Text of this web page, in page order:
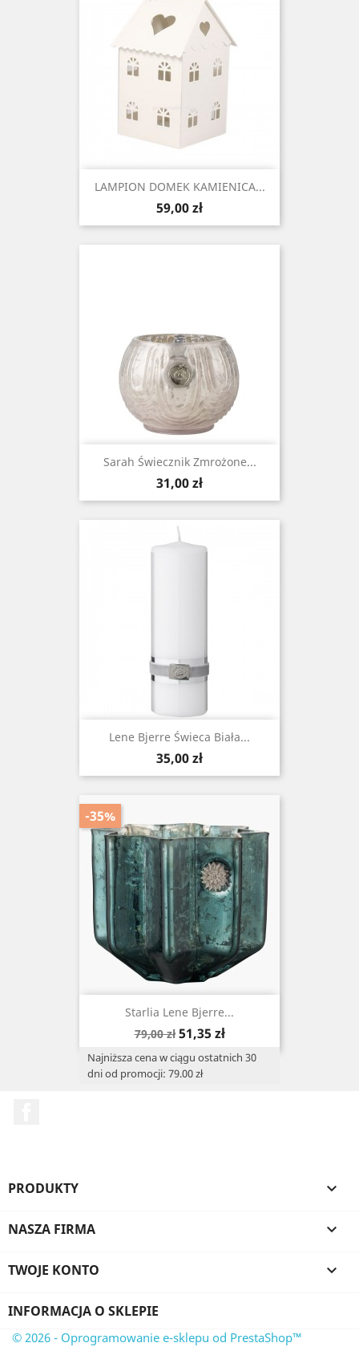
LAMPION DOMEK KAMIENICA...
Cena
59,00 zł
Sarah Świecznik Zmrożone...
Cena
31,00 zł
Lene Bjerre Świeca Biała...
Cena
35,00 zł
Starlia Lene Bjerre...
Cena
79,00 zł Cena
51,35 zł
Najniższa cena w ciągu ostatnich 30
dni od promocji: 79.00 zł
-35%
PRODUKTY 
NASZA FIRMA 
TWOJE KONTO 
INFORMACJA O SKLEPIE
© 2026 - Oprogramowanie e-sklepu od PrestaShop™